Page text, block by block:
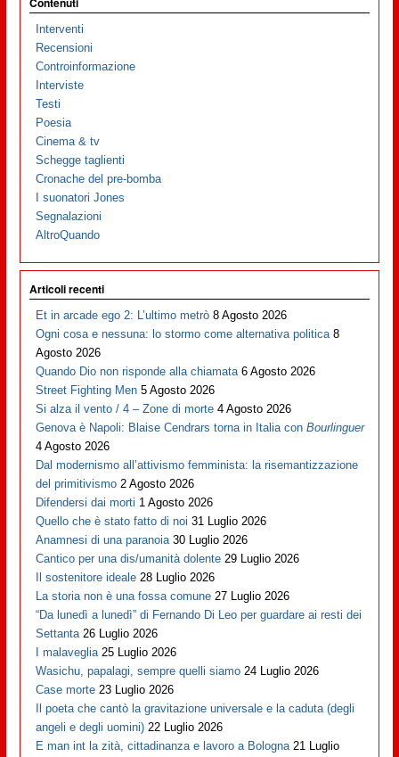
Interventi
Recensioni
Controinformazione
Interviste
Testi
Poesia
Cinema & tv
Schegge taglienti
Cronache del pre-bomba
I suonatori Jones
Segnalazioni
AltroQuando
Articoli recenti
Et in arcade ego 2: L’ultimo metrò 8 Agosto 2026
Ogni cosa e nessuna: lo stormo come alternativa politica 8
Agosto 2026
Quando Dio non risponde alla chiamata 6 Agosto 2026
Street Fighting Men 5 Agosto 2026
Si alza il vento / 4 – Zone di morte 4 Agosto 2026
Genova è Napoli: Blaise Cendrars torna in Italia conBourlinguer
4 Agosto 2026
Dal modernismo all’attivismo femminista: la risemantizzazione
del primitivismo 2 Agosto 2026
Difendersi dai morti 1 Agosto 2026
Quello che è stato fatto di noi 31 Luglio 2026
Anamnesi di una paranoia 30 Luglio 2026
Cantico per una dis/umanità dolente 29 Luglio 2026
Il sostenitore ideale 28 Luglio 2026
La storia non è una fossa comune 27 Luglio 2026
“Da lunedì a lunedì” di Fernando Di Leo per guardare ai resti dei
Settanta 26 Luglio 2026
I malaveglia 25 Luglio 2026
Wasichu, papalagi, sempre quelli siamo 24 Luglio 2026
Case morte 23 Luglio 2026
Il poeta che cantò la gravitazione universale e la caduta (degli
angeli e degli uomini) 22 Luglio 2026
E man int la zità, cittadinanza e lavoro a Bologna 21 Luglio